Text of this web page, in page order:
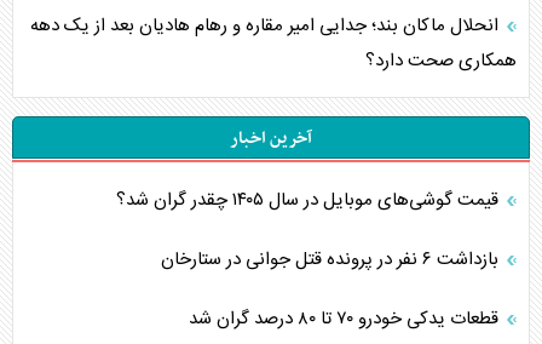
انحلال ماکان بند؛ جدایی امیر مقاره و رهام هادیان بعد از یک دهه
همکاری صحت دارد؟
آخرین اخبار
قیمت گوشی‌های موبایل در سال ۱۴۰۵ چقدر گران شد؟
بازداشت ۶ نفر در پرونده قتل جوانی در ستارخان
قطعات یدکی خودرو ۷۰ تا ۸۰ درصد گران شد